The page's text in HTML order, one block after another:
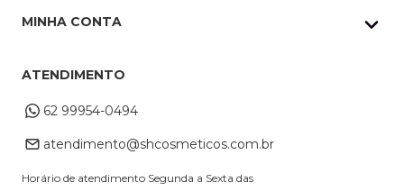
Pedidos Whatsapp
Cupons
Troca e Devoluções
Dúvidas Frequentes
MINHA CONTA
Alterar Cadastro
ATENDIMENTO
62 99954-0494
atendimento@shcosmeticos.com.br
Horário de atendimento Segunda a Sexta das